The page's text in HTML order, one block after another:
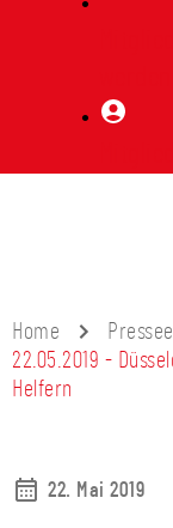
Home
22.05.2019 -
Helfern
22. Mai 2019